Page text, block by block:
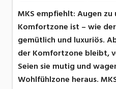
MKS empfiehlt: Augen zu
Komfortzone ist – wie
gemütlich und luxuriös.
der Komfortzone bleibt,
Seien sie mutig und
Wohlfühlzone heraus.